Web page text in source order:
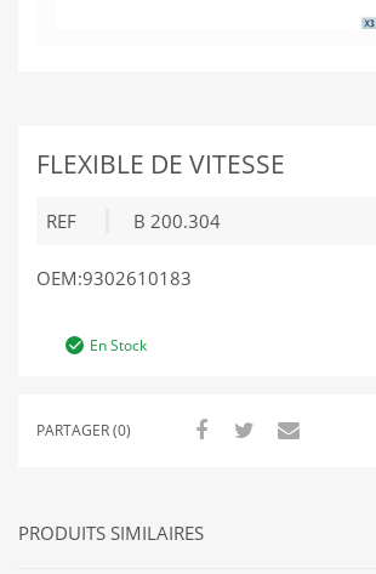
FLEXIBLE DE VITESSE
REF B 200.304
OEM:9302610183
En Stock
PARTAGER (0)
PRODUITS SIMILAIRES